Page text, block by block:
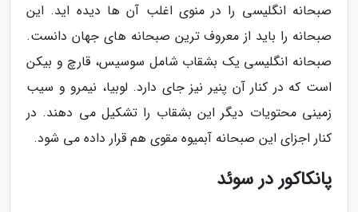
صبحانه انگلیسی را در منوی اغلب آن ها دیده اید. این
صبحانه را باید از معروف ترین صبحانه های جهان دانست.
صبحانه انگلیسی یک بشقاب شامل سوسیس، قارچ و بیکن
است که در کنار آن پنیر نیز جای دارد. لوبیا، نیمرو و سیب
زمینی محتویات دیگر این بشقاب را تشکیل می دهند. در
کنار اجزای این صبحانه آبمیوه مقوی هم قرار داده می شود.
پانکاکور در سوئد